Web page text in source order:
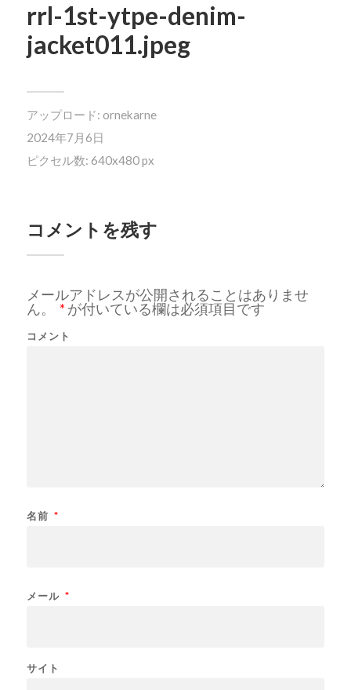
rrl-1st-ytpe-denim-
jacket011.jpeg
アップロード: ornekarne
2024年7月6日
ピクセル数: 640x480 px
コメントを残す
メールアドレスが公開されることはありませ
ん。
* が付いている欄は必須項目です
コメント
名前 *
メール *
サイト